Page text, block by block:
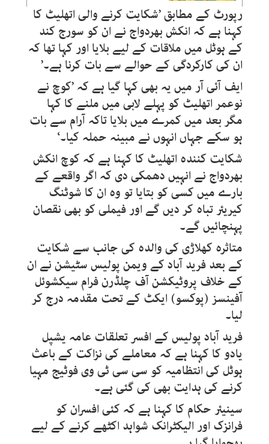
رپورٹ کے مطابق ’شکایت کرنے والی اتھلیٹ کا
کہنا ہے کہ انکش بھردواج نے ان کو سورج کند
کے ہوٹل میں ملاقات کے لیے بلایا اور کہا تھا کہ
ان کی کارکردگی کے حوالے سے بات کرنا ہے۔’
ایف آئی آر میں یہ بھی کہا گیا ہے کہ ’کوچ نے
نوعمر اتھلیٹ کو پہلے لابی میں ملنے کا کہا
مگر بعد میں کمرے میں بلایا تاکہ آرام سے بات
ہو سکے جہاں انہوں نے مبینہ حملہ کیا۔‘
شکایت کنندہ اتھلیٹ کا کہنا ہے کہ کوچ انکش
بھردواج نے انہیں دھمکی دی کہ اگر واقعے کے
بارے میں کسی کو بتایا تو وہ ان کا شوٹنگ
کیریئر تباہ کر دیں گے اور فیملی کو بھی نقصان
پہنچائیں گے۔
متاثرہ کھلاڑی کی والدہ کی جانب سے شکایت
کے بعد فرید آباد کے ویمن پولیس سٹیشن نے ان
کے خلاف پروٹیکشن آف چلڈرن فرام سیکشوئل
آفینسز (پوکسو) ایکٹ کے تحت مقدمہ درج کر
لیا۔
فرید آباد پولیس کے افسر تعلقات عامہ یشپل
یادو کا کہنا ہے کہ معاملے کی نزاکت کے باعث
ہوٹل کی انتظامیہ کو سی سی ٹی وی فوٹیج مہیا
کرنے کی ہدایت بھی کی گئی ہے۔
سینیئر حکام کا کہنا ہے کہ کئی افسران کو
فرانزک اور الیکٹرانک شواہد اکٹھے کرنے کے لیے